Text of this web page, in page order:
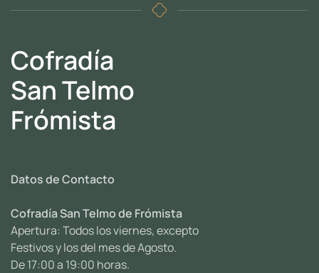
Cofradía
San Telmo
Frómista
Datos de Contacto
Cofradía San Telmo de Frómista
Apertura: Todos los viernes, excepto
Festivos y los del mes de Agosto.
De 17:00 a 19:00 horas.